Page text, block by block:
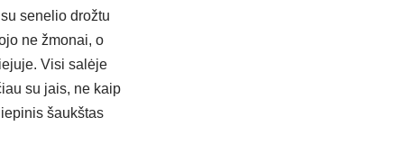
senelio drožtu
ne žmonai, o
Visi salėje
su jais, ne kaip
šaukštas